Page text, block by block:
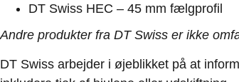
DT Swiss HEC – 45 mm fælgprofil
Andre produkter fra DT Swiss er ikke
DT Swiss arbejder i øjeblikket på at